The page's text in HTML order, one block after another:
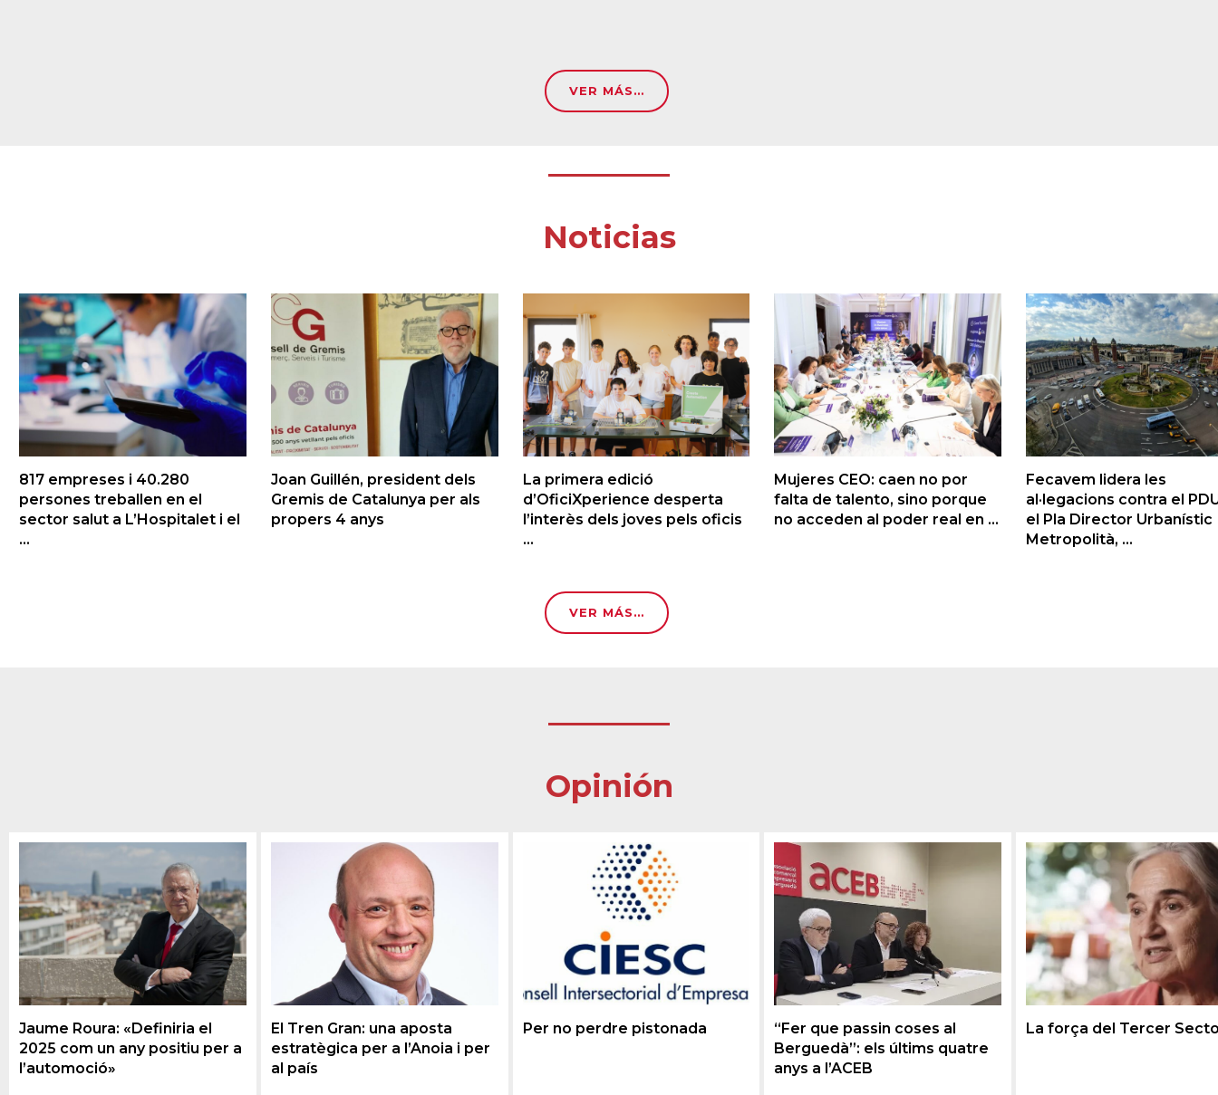
VER MÁS…
Noticias
817 empreses i 40.280
persones treballen en el
sector salut a L’Hospitalet i el
...
Joan Guillén, president dels
Gremis de Catalunya per als
propers 4 anys
La primera edició
d’OficiXperience desperta
l’interès dels joves pels oficis
...
Mujeres CEO: caen no por
falta de talento, sino porque
no acceden al poder real en ...
Fecavem lidera les
al·legacions contra el
el Pla Director Urbanístic
Metropolità, ...
VER MÁS…
Opinión
Jaume Roura: «Definiria el
2025 com un any positiu per a
l’automoció»
El Tren Gran: una aposta
estratègica per a l’Anoia i per
al país
Per no perdre pistonada
“Fer que passin coses al
Berguedà”: els últims quatre
anys a l’ACEB
La força del Tercer